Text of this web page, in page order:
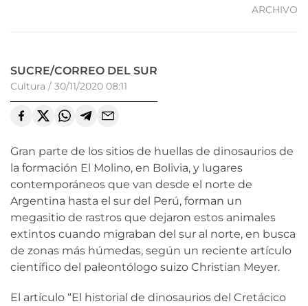
ARCHIVO
SUCRE/CORREO DEL SUR
Cultura / 30/11/2020 08:11
Gran parte de los sitios de huellas de dinosaurios de
la formación El Molino, en Bolivia, y lugares
contemporáneos que van desde el norte de
Argentina hasta el sur del Perú, forman un
megasitio de rastros que dejaron estos animales
extintos cuando migraban del sur al norte, en busca
de zonas más húmedas, según un reciente artículo
científico del paleontólogo suizo Christian Meyer.
El artículo “El historial de dinosaurios del Cretácico